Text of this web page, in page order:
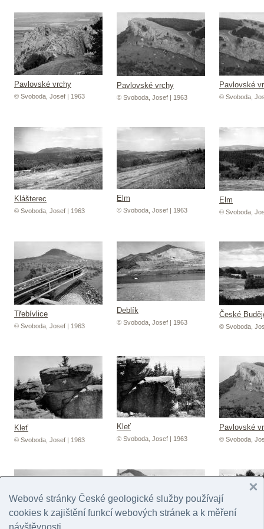
Pavlovské vrchy
© Svoboda, Josef | 1963
Pavlovské vrchy
© Svoboda, Josef | 1963
Pavlovské
© Svoboda,
Klášterec
© Svoboda, Josef | 1963
Elm
© Svoboda, Josef | 1963
Elm
© Svoboda,
Třebívlice
© Svoboda, Josef | 1963
Deblík
© Svoboda, Josef | 1963
České
© Svoboda,
Kleť
© Svoboda, Josef | 1963
Kleť
© Svoboda, Josef | 1963
Pavlovské
© Svoboda,
Webové stránky České geologické služby používají
cookies k zajištění funkcí webových stránek a k měření
návštěvnosti.